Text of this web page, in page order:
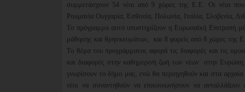
συμμετάσχουν 54 νέοι από 9 χώρες της Ε.Ε. Οι νέοι
Ρουμανία Ουγγαρία, Εσθονία, Πολωνία, Ιταλία, Σλοβενία,
Το πρόγραμμα αυτό υποστηρίζουν η Ευρωπαϊκή Επιτροπή
μάθησης και θρησκευμάτων, και 8 φορείς από 8 χώρες της
Το θέμα του προγράμματος αφορά τις διαφορές και τις
και διαφορές στην καθημερινή ζωή των νέων στην
γνωρίσουν το δήμο μας, ενώ θα περιηγηθούν και στα
νέοι να συναντηθούν να επικοινωνήσουν να ανταλλάξουν